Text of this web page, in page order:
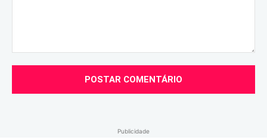
Publicidade